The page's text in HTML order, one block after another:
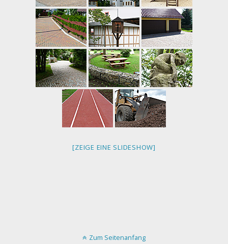
[ZEIGE EINE SLIDESHOW]
Zum Seitenanfang